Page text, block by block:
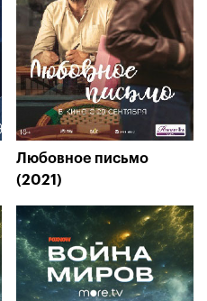
Любовное письмо
(2021)